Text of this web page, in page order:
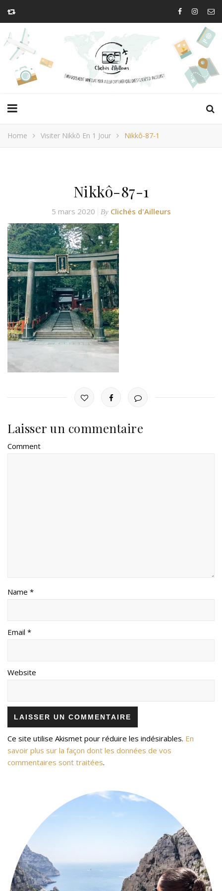
Home Visiter Nikkō En 1 Jour Nikkô-87-1
Nikkô-87-1
5 mars 2020 By Clichés d'Ailleurs
Laisser un commentaire
Comment
Name *
Email *
Website
Ce site utilise Akismet pour réduire les indésirables. En
savoir plus sur la façon dont les données de vos
commentaires sont traitées.